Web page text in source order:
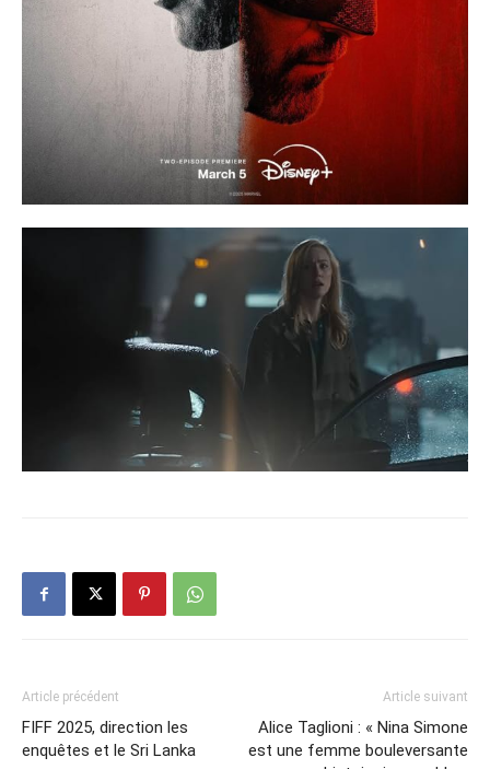
Article précédent
FIFF 2025, direction les
enquêtes et le Sri Lanka
Article suivant
Alice Taglioni : « Nina Simone
est une femme bouleversante